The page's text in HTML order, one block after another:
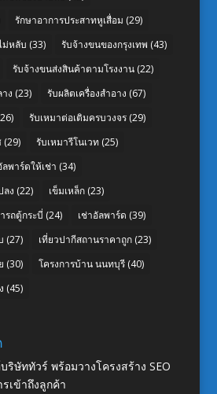
รักษาอาการประสาทหูเสื่อม (29)
ม่หลับ (33) รับจ้างขนของกรุงเทพ (43)
รับจ้างขนส่งสินค้าตามโรงงาน(22)
ง (23) รับผลิตเครื่องสำอาง (67)
รับเหมาต่อเติมครบวงจร(29)
(29) รับเหมารีโนเวท (25)
ลพาร์ดให้เช่า (34)
ง (22) เข็มเหล็ก(23)
รถตู้กระบี่ (24) เช่าอัลพาร์ด (39)
(27) เที่ยวปากีสถานราคาถูก(23)
(30) โครงการบ้าน นนทบุรี(40)
(45)
ริษัททัวร์ พร้อมวางโครงสร้าง SEO
เข้าถึงลูกค้า